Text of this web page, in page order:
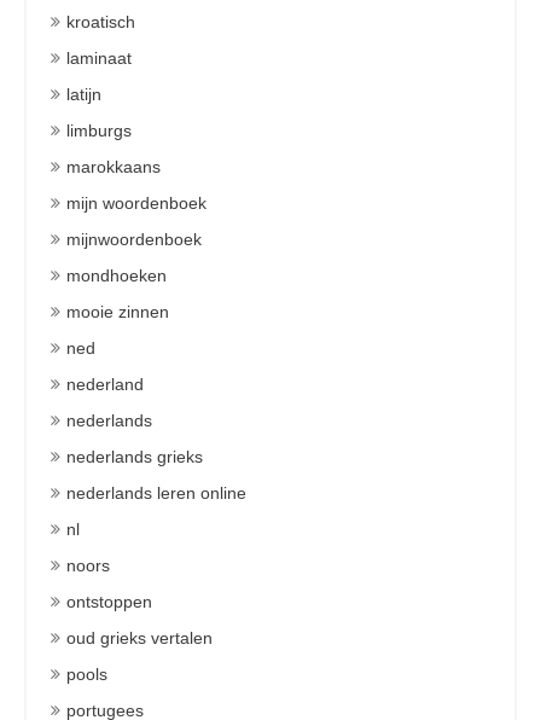
kroatisch
laminaat
latijn
limburgs
marokkaans
mijn woordenboek
mijnwoordenboek
mondhoeken
mooie zinnen
ned
nederland
nederlands
nederlands grieks
nederlands leren online
nl
noors
ontstoppen
oud grieks vertalen
pools
portugees